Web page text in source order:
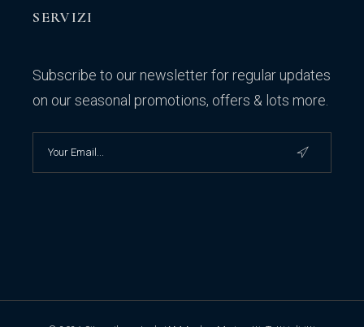
SERVIZI
Subscribe to our newsletter for regular updates
on our seasonal promotions, offers & lots more.